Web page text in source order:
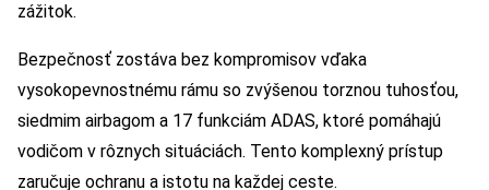
zážitok.
Bezpečnosť zostáva bez kompromisov vďaka
vysokopevnostnému rámu so zvýšenou torznou tuhosťou,
siedmim airbagom a 17 funkciám ADAS, ktoré pomáhajú
vodičom v rôznych situáciách. Tento komplexný prístup
zaručuje ochranu a istotu na každej ceste.